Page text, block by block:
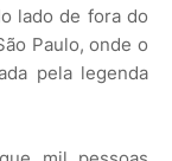
lado de fora do
Paulo, onde o
pela legenda